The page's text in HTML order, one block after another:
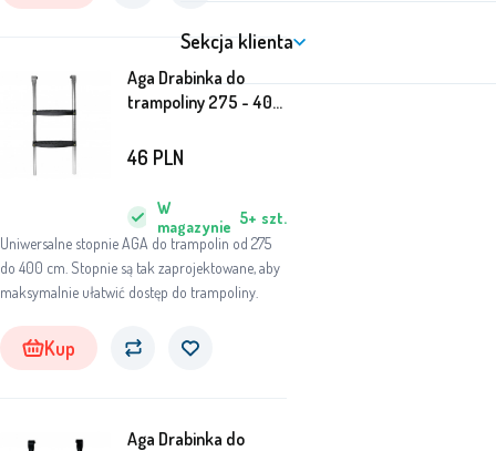
Aga Drabinka do
trampoliny 275 - 400
Uniwersalne stopnie AGA do trampolin od 275
do 400 cm. Stopnie są tak zaprojektowane, aby
maksymalnie ułatwić dostęp do trampoliny.
W
magazynie 5+ szt.
46 PLN
Kup
Aga Drabinka do
Sekcja klienta